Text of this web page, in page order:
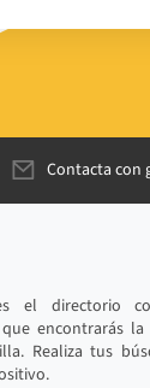
Contacta con
el directorio
encontrarás
Realiza tus